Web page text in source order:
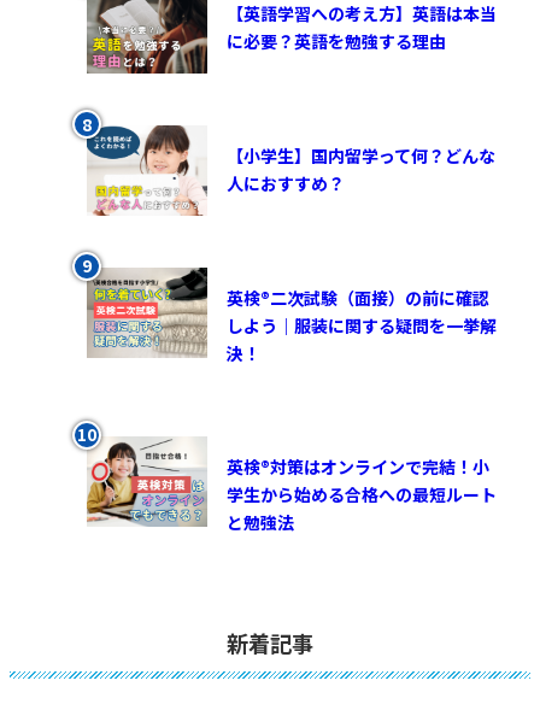
【英語学習への考え方】英語は本当
に必要？英語を勉強する理由
【小学生】国内留学って何？どんな
人におすすめ？
英検®︎二次試験（面接）の前に確認
しよう｜服装に関する疑問を一挙解
決！
英検®対策はオンラインで完結！小
学生から始める合格への最短ルート
と勉強法
新着記事